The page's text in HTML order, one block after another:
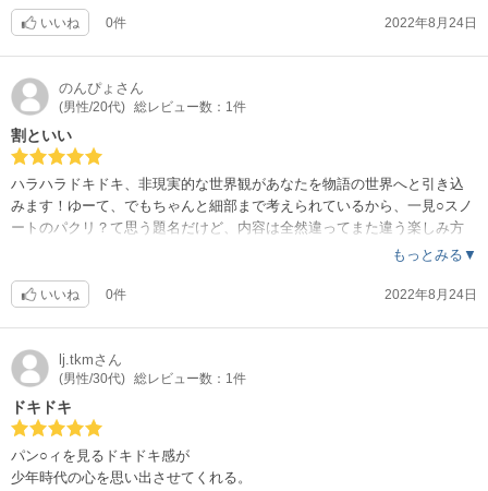
いいね 0件 2022年8月24日
のんぴょ さん
(男性/20代) 総レビュー数：1件
割といい
ハラハラドキドキ、非現実的な世界観があなたを物語の世界へと引き込
みます！ゆーて、でもちゃんと細部まで考えられているから、一見○スノ
ートのパクリ？て思う題名だけど、内容は全然違ってまた違う楽しみ方
もっとみる▼
いいね 0件 2022年8月24日
lj.tkmさん
(男性/30代) 総レビュー数：1件
ドキドキ
パン○ィを見るドキドキ感が
少年時代の心を思い出させてくれる。